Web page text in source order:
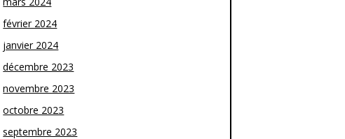
février 2024
janvier 2024
décembre 2023
novembre 2023
octobre 2023
septembre 2023